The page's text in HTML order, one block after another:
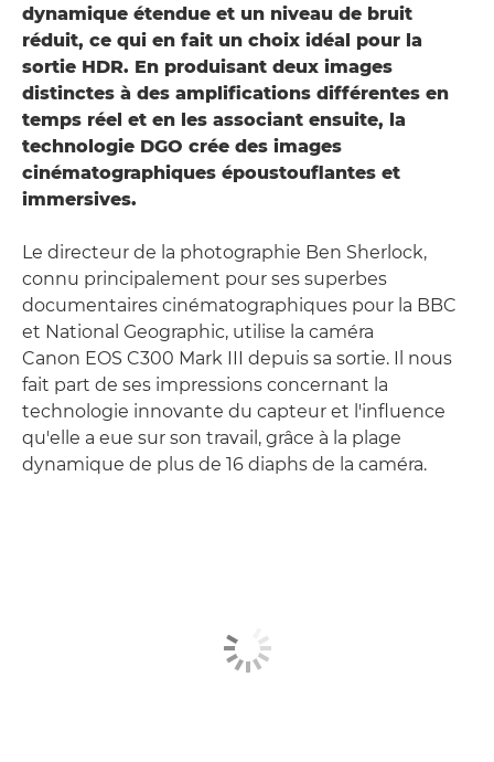
dynamique étendue et un niveau de bruit
réduit, ce qui en fait un choix idéal pour la
sortie HDR. En produisant deux images
distinctes à des amplifications différentes en
temps réel et en les associant ensuite, la
technologie DGO crée des images
cinématographiques époustouflantes et
immersives.
Le directeur de la photographie Ben Sherlock,
connu principalement pour ses superbes
documentaires cinématographiques pour la BBC
et National Geographic, utilise la caméra
Canon EOS C300 Mark III depuis sa sortie. Il nous
fait part de ses impressions concernant la
technologie innovante du capteur et l'influence
qu'elle a eue sur son travail, grâce à la plage
dynamique de plus de 16 diaphs de la caméra.